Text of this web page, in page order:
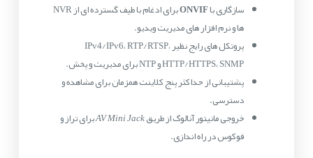
سازگاری باONVIF
برای ادغام با طیف گسترده ای از NVR
ها و نرم افزار های مدیریت ویدیو.
پروتکل های رایج نظیر IPv4/IPv6، RTP/RTSP،
HTTP/HTTPS، SNMP و NTP برای مدیریت و پخش.
پشتیبانی از حداکثر پنج کلاینت همزمان برای مشاهده و
دسترسی.
خروجی مانیتور آنالوگ از طریقAV Mini Jackبرای تراز و
فوکوس در راه اندازی.